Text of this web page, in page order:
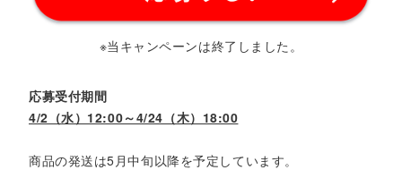
※当キャンペーンは終了しました。
応募受付期間
4/2（水）12:00～4/24（木）18:00
商品の発送は5月中旬以降を予定しています。